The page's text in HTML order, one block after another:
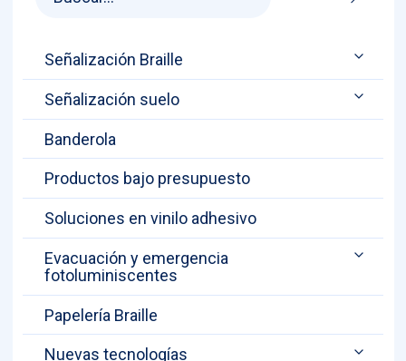
Señalización Braille
Señalización suelo
Banderola
Productos bajo presupuesto
Soluciones en vinilo adhesivo
Evacuación y emergencia
fotoluminiscentes
Papelería Braille
Nuevas tecnologías